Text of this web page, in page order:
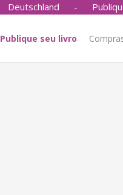
Deutschland -
Publique seu livro